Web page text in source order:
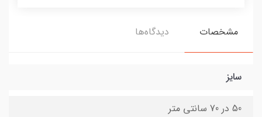
مشخصات دیدگاه‌ها
سایز
50 در 70 سانتی متر